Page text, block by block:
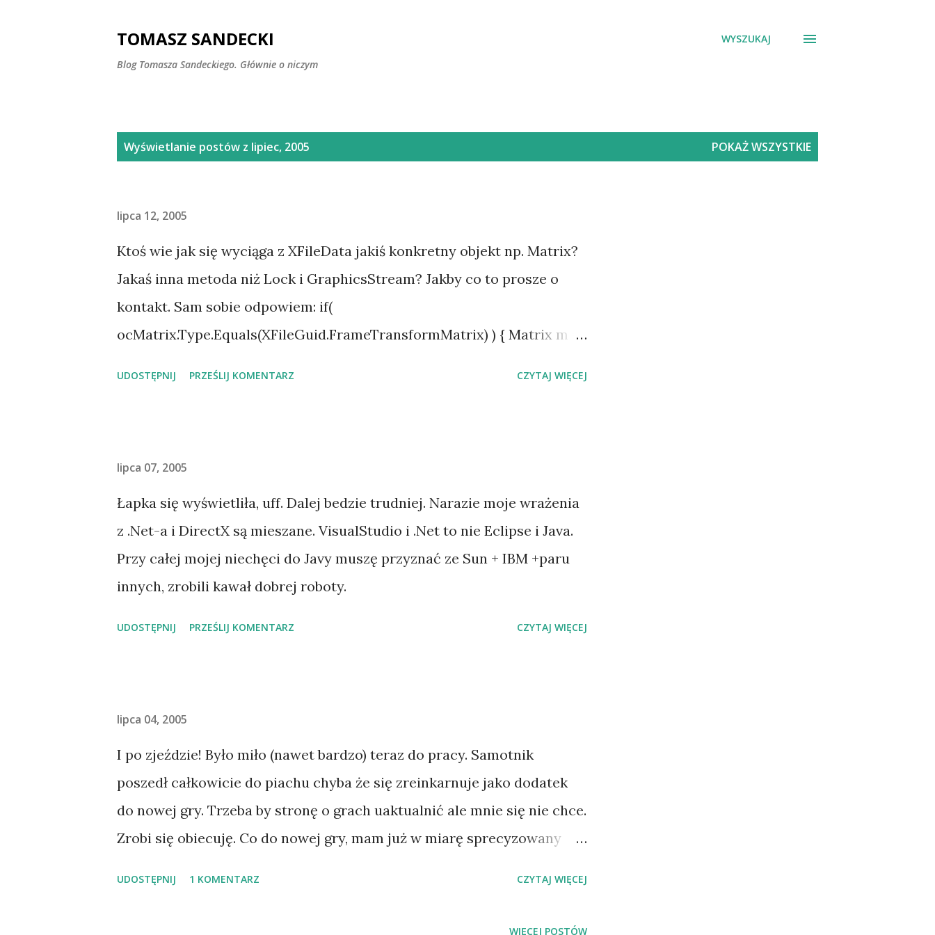
TOMASZ SANDECKI
Blog Tomasza Sandeckiego. Głównie o niczym
WYSZUKAJ
Wyświetlanie postów z lipiec, 2005 POKAŻ WSZYSTKIE
lipca 12, 2005
Ktoś wie jak się wyciąga z XFileData jakiś konkretny objekt np. Matrix?
Jakaś inna metoda niż Lock i GraphicsStream? Jakby co to prosze o
kontakt. Sam sobie odpowiem: if(
ocMatrix.Type.Equals(XFileGuid.FrameTransformMatrix) ) { Matrix m =
UDOSTĘPNIJ PRZEŚLIJ KOMENTARZ CZYTAJ WIĘCEJ
lipca 07, 2005
Łapka się wyświetliła, uff. Dalej bedzie trudniej. Narazie moje wrażenia
z .Net-a i DirectX są mieszane. VisualStudio i .Net to nie Eclipse i Java.
Przy całej mojej niechęci do Javy muszę przyznać ze Sun + IBM +paru
innych, zrobili kawał dobrej roboty.
UDOSTĘPNIJ PRZEŚLIJ KOMENTARZ CZYTAJ WIĘCEJ
lipca 04, 2005
I po zjeździe! Było miło (nawet bardzo) teraz do pracy. Samotnik
poszedł całkowicie do piachu chyba że się zreinkarnuje jako dodatek
do nowej gry. Trzeba by stronę o grach uaktualnić ale mnie się nie chce.
Zrobi się obiecuję. Co do nowej gry, mam już w miarę sprecyzowany
UDOSTĘPNIJ 1 KOMENTARZ CZYTAJ WIĘCEJ
WIĘCEJ POSTÓW